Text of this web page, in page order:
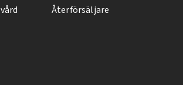
Återförsäljare